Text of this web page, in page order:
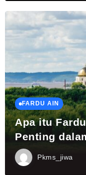
FARDU AIN
Apa itu
Penting
Pkms_jiwa